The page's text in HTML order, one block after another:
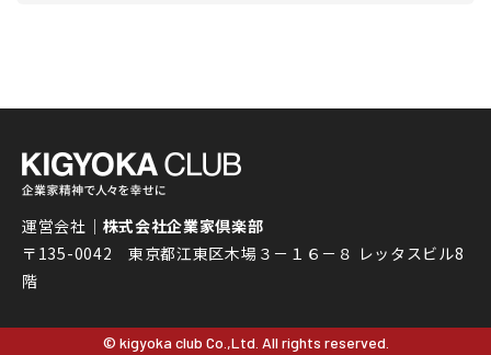
運営会社｜ 株式会社企業家倶楽部
〒135-0042 東京都江東区木場３－１６－８ レッタスビル8
階
© kigyoka club Co.,Ltd. All rights reserved.